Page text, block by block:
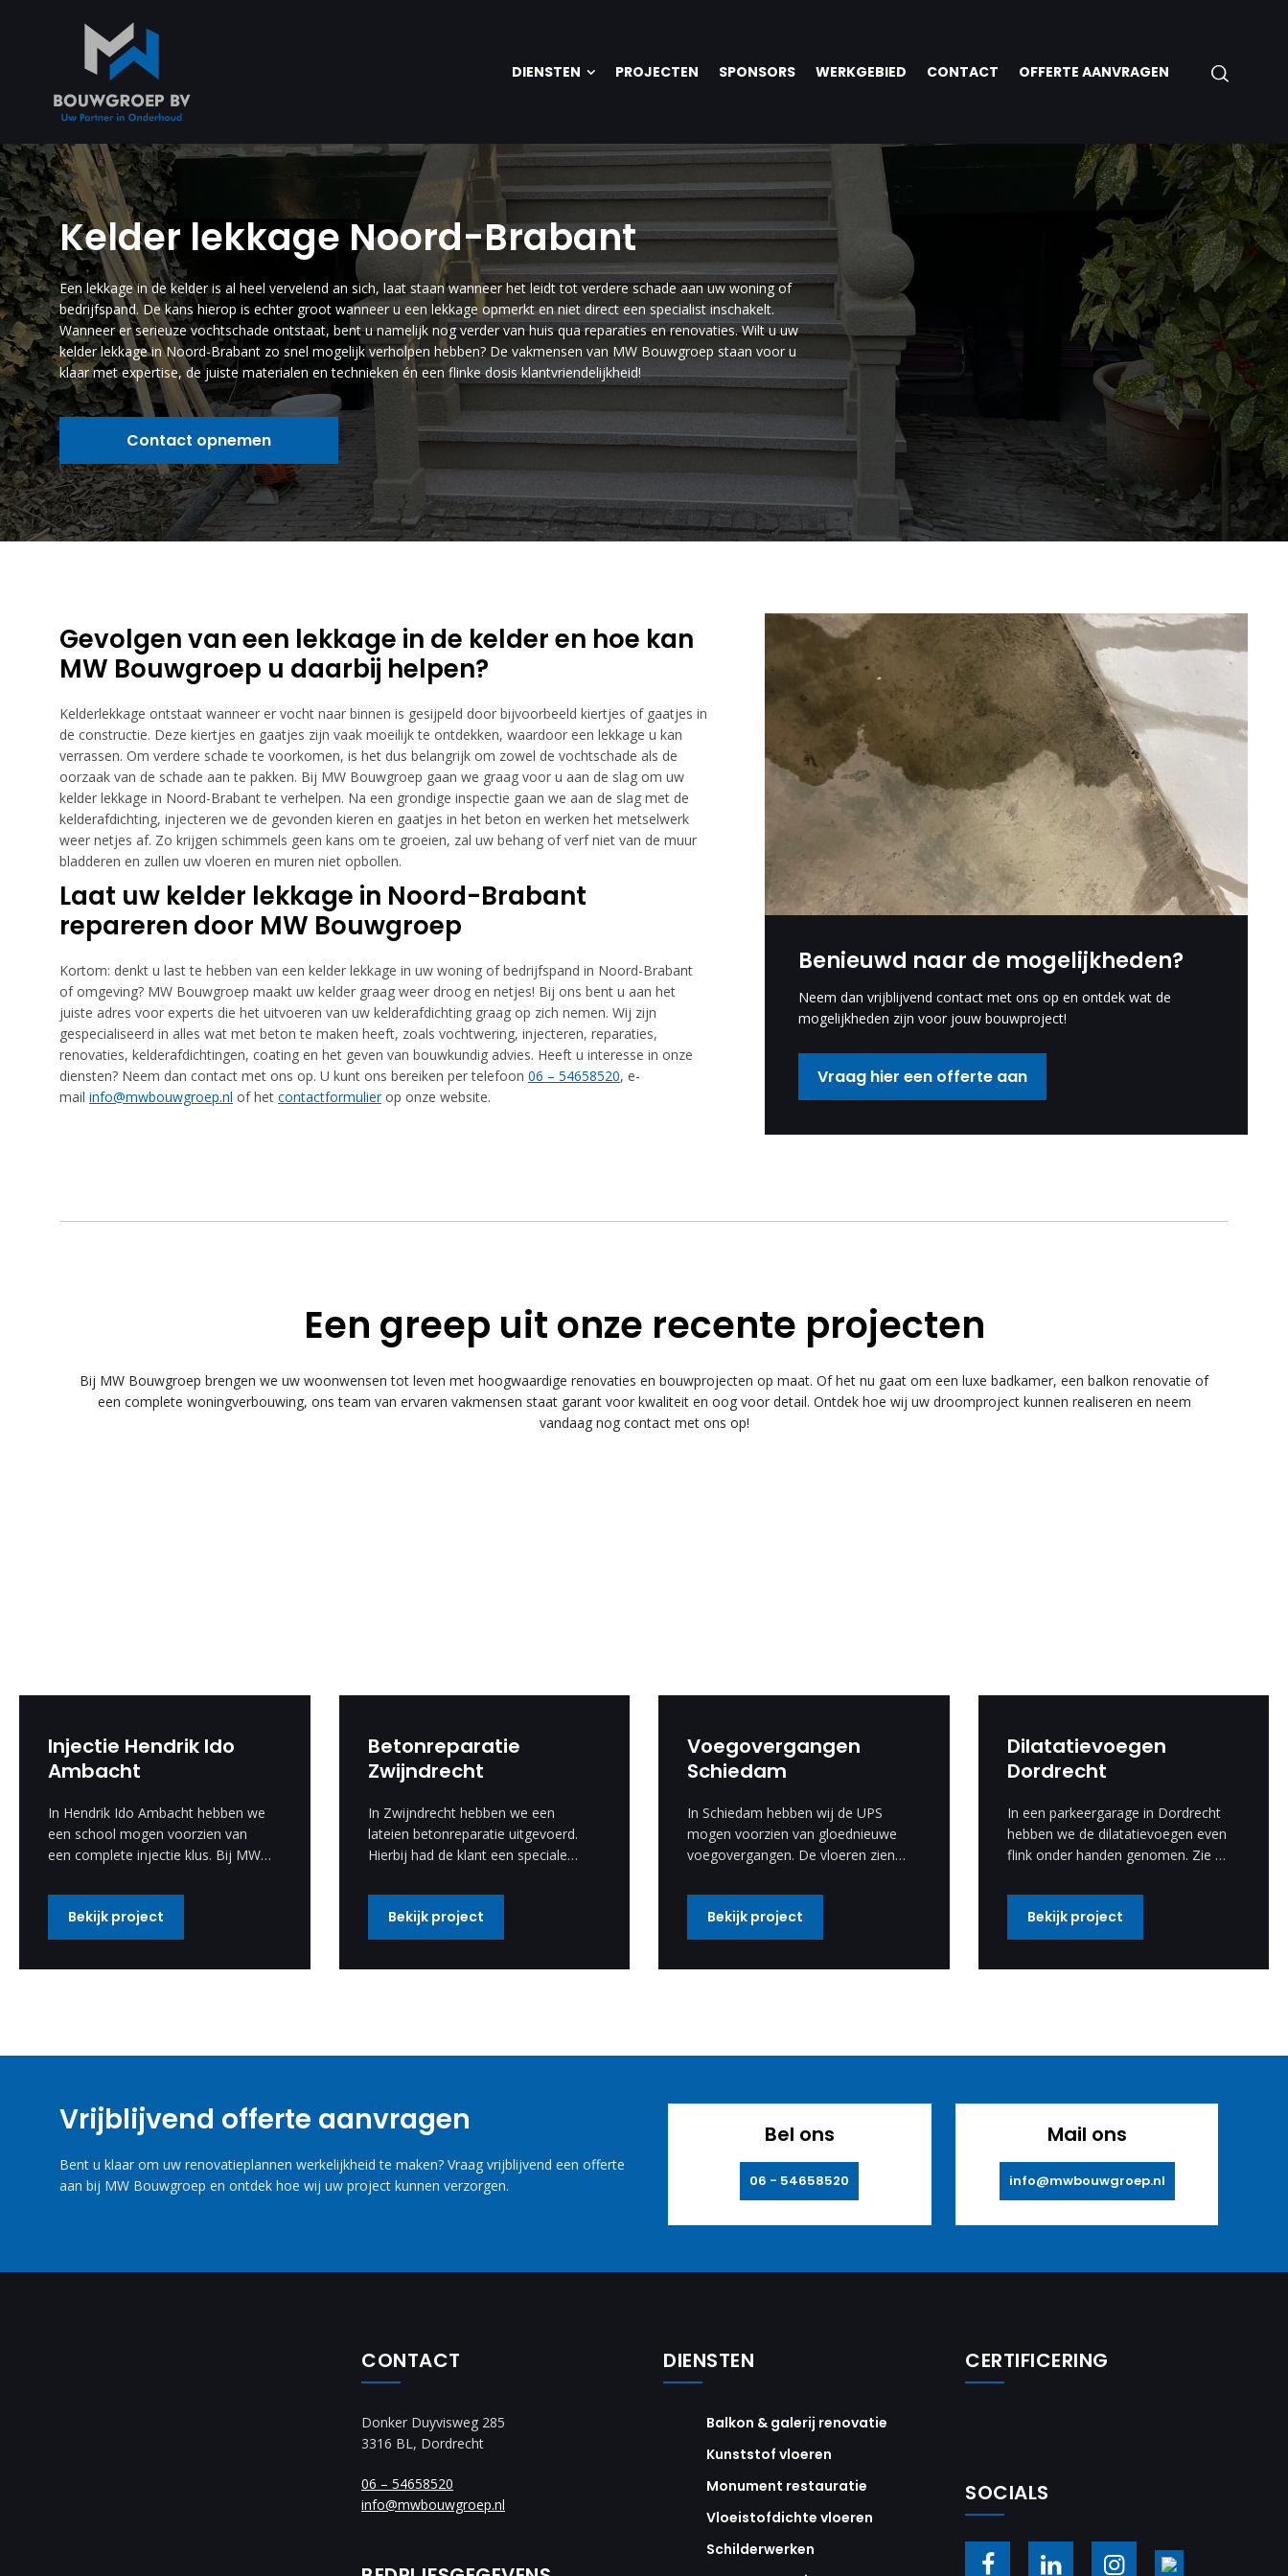
DIENSTEN PROJECTEN SPONSORS WERKGEBIED CONTACT OFFERTE AANVRAGEN
Kelder lekkage Noord-Brabant
Een lekkage in de kelder is al heel vervelend an sich, laat staan wanneer het leidt tot verdere schade aan uw woning of
bedrijfspand. De kans hierop is echter groot wanneer u een lekkage opmerkt en niet direct een specialist inschakelt.
Wanneer er serieuze vochtschade ontstaat, bent u namelijk nog verder van huis qua reparaties en renovaties. Wilt u uw
kelder lekkage in Noord-Brabant zo snel mogelijk verholpen hebben? De vakmensen van MW Bouwgroep staan voor u
klaar met expertise, de juiste materialen en technieken én een flinke dosis klantvriendelijkheid!
Contact opnemen
Gevolgen van een lekkage in de kelder en hoe kan
MW Bouwgroep u daarbij helpen?
Kelderlekkage ontstaat wanneer er vocht naar binnen is gesijpeld door bijvoorbeeld kiertjes of gaatjes in
de constructie. Deze kiertjes en gaatjes zijn vaak moeilijk te ontdekken, waardoor een lekkage u kan
verrassen. Om verdere schade te voorkomen, is het dus belangrijk om zowel de vochtschade als de
oorzaak van de schade aan te pakken. Bij MW Bouwgroep gaan we graag voor u aan de slag om uw
kelder lekkage in Noord-Brabant te verhelpen. Na een grondige inspectie gaan we aan de slag met de
kelderafdichting, injecteren we de gevonden kieren en gaatjes in het beton en werken het metselwerk
weer netjes af. Zo krijgen schimmels geen kans om te groeien, zal uw behang of verf niet van de muur
bladderen en zullen uw vloeren en muren niet opbollen.
Laat uw kelder lekkage in Noord-Brabant
repareren door MW Bouwgroep
Kortom: denkt u last te hebben van een kelder lekkage in uw woning of bedrijfspand in Noord-Brabant
of omgeving? MW Bouwgroep maakt uw kelder graag weer droog en netjes! Bij ons bent u aan het
juiste adres voor experts die het uitvoeren van uw kelderafdichting graag op zich nemen. Wij zijn
gespecialiseerd in alles wat met beton te maken heeft, zoals vochtwering, injecteren, reparaties,
renovaties, kelderafdichtingen, coating en het geven van bouwkundig advies. Heeft u interesse in onze
diensten? Neem dan contact met ons op. U kunt ons bereiken per telefoon 06 – 54658520, e-
mail info@mwbouwgroep.nl of het contactformulierop onze website.
Benieuwd naar de mogelijkheden?
Neem dan vrijblijvend contact met ons op en ontdek wat de
mogelijkheden zijn voor jouw bouwproject!
Vraag hier een offerte aan
Een greep uit onze recente projecten
Bij MW Bouwgroep brengen we uw woonwensen tot leven met hoogwaardige renovaties en bouwprojecten op maat. Of het nu gaat om een luxe badkamer, een balkon renovatie of
een complete woningverbouwing, ons team van ervaren vakmensen staat garant voor kwaliteit en oog voor detail. Ontdek hoe wij uw droomproject kunnen realiseren en neem
vandaag nog contact met ons op!
Injectie Hendrik Ido
Ambacht
In Hendrik Ido Ambacht hebben we
een school mogen voorzien van
een complete injectie klus. Bij MW
en vakmanschap.
Bekijk project
Betonreparatie
Zwijndrecht
In Zwijndrecht hebben we een
lateien betonreparatie uitgevoerd.
Hierbij had de klant een speciale
verwerken in de betonreparatie.
Deze speciale wens hebben wij
uitgevoerd en is een enorm mooi
Bekijk project
Voegovergangen
Schiedam
In Schiedam hebben wij de UPS
mogen voorzien van gloednieuwe
voegovergangen. De vloeren zien
Bekijk project
Dilatatievoegen
Dordrecht
In een parkeergarage in Dordrecht
hebben we de dilatatievoegen even
flink onder handen genomen. Zie de
resultaat.
Bekijk project
Vrijblijvend offerte aanvragen
Bent u klaar om uw renovatieplannen werkelijkheid te maken? Vraag vrijblijvend een offerte
aan bij MW Bouwgroep en ontdek hoe wij uw project kunnen verzorgen.
Bel ons
06 - 54658520
Mail ons
info@mwbouwgroep.nl
CONTACT
Donker Duyvisweg 285
3316 BL, Dordrecht
06 – 54658520
info@mwbouwgroep.nl
DIENSTEN
Balkon & galerij renovatie
Kunststof vloeren
Monument restauratie
Vloeistofdichte vloeren
Schilderwerken
CERTIFICERING
SOCIALS